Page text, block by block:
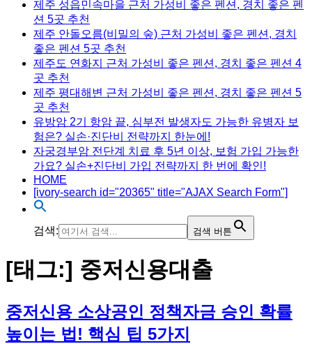
제주 성읍민속마을 근처 가성비 좋은 펜션, 경치 좋은 펜
션 5곳 추천
제주 안돌오름(비밀의 숲) 근처 가성비 좋은 펜션, 경치
좋은 펜션 5곳 추천
제주도 연화지 근처 가성비 좋은 펜션, 경치 좋은 펜션 4
곳 추천
제주 평대해변 근처 가성비 좋은 펜션, 경치 좋은 펜션 5
곳 추천
유방암 2기 항암 끝, 심부전 발생자도 가능한 유병자 보
험은? 실손·진단비 전략까지 한눈에!
자궁경부암 전단계 치료 후 5년 이상, 보험 가입 가능한
가요? 실손+진단비 가입 전략까지 한 번에 확인!
HOME
[ivory-search id="20365" title="AJAX Search Form"]
검색: 검색 버튼
[태그:] 중저신용대출
중저신용 소상공인 정책자금 승인 확률
높이는 법! 핵심 팁 5가지